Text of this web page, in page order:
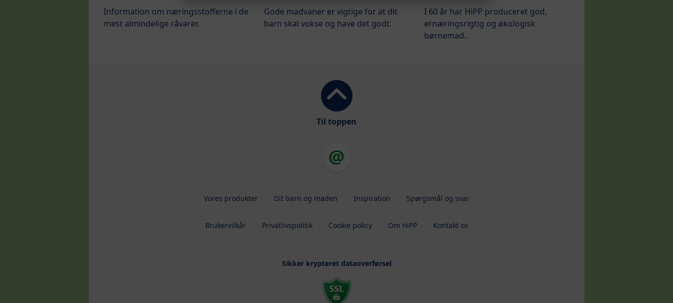
Information om næringsstofferne i de
mest almindelige råvarer.
Gode madvaner er vigtige for at dit
barn skal vokse og have det godt.
I 60 år har HiPP produceret god,
ernæringsrigtig og økologisk
børnemad.
Til toppen
Vores produkter Dit barn og maden Inspiration Spørgsmål og svar
Brukervilkår Privatlivspolitik Cookie policy Om HiPP Kontakt os
Sikker krypteret dataoverførsel